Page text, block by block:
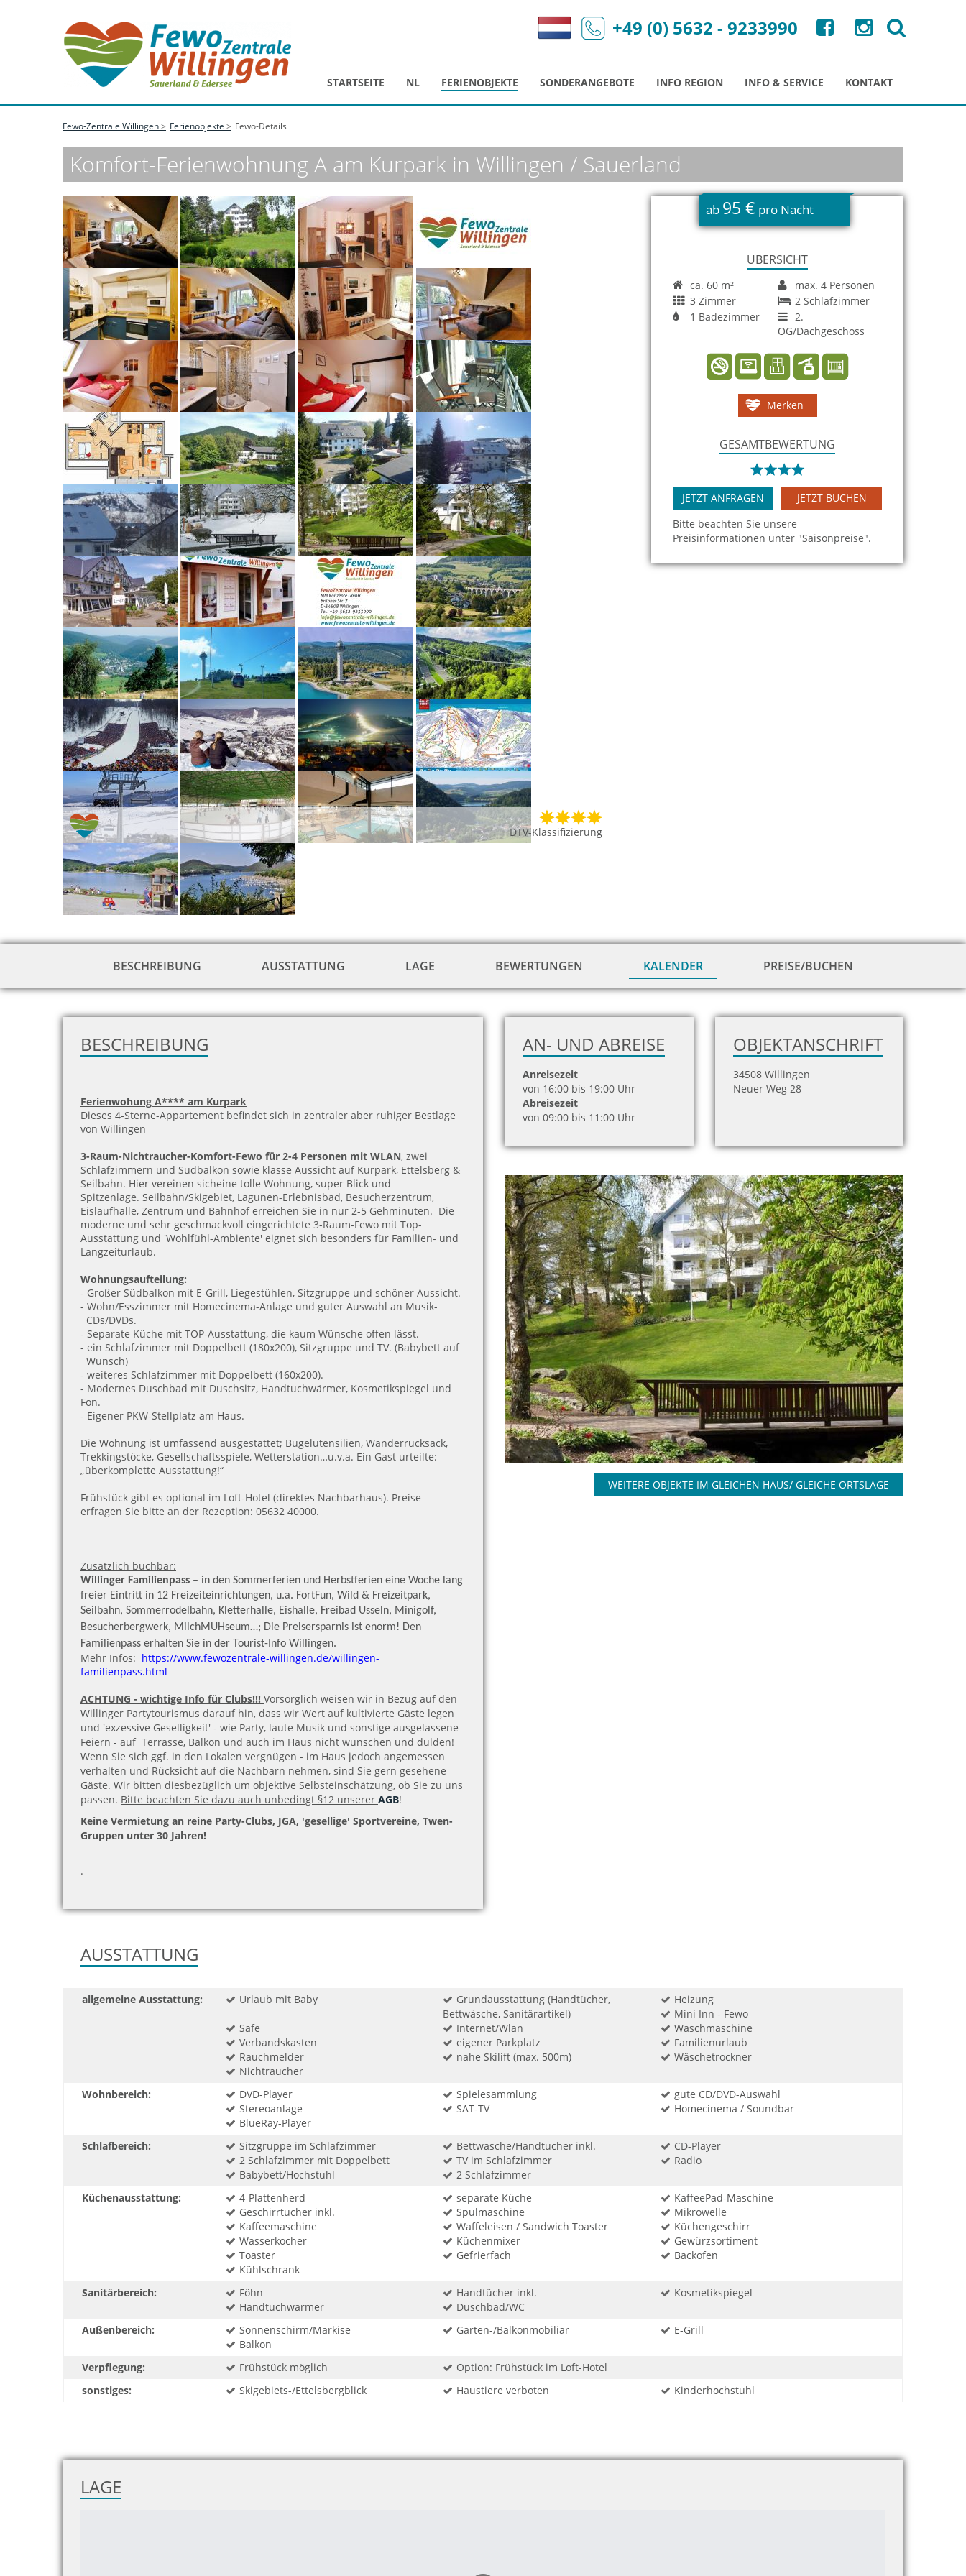
STARTSEITE NL FERIENOBJEKTE SONDERANGEBOTE INFO REGION INFO & SERVICE KONTAKT
+49 (0) 5632 - 9233990
Fewo-Zentrale Willingen Ferienobjekte Fewo-Details
Komfort-Ferienwohnung A am Kurpark in Willingen / Sauerland
DTV-Klassifizierung
ab 95 € pro Nacht
ÜBERSICHT
ca. 60 m²
max. 4 Personen
3 Zimmer
2 Schlafzimmer
1 Badezimmer
2.
OG/Dachgeschoss
Merken
GESAMTBEWERTUNG
JETZT ANFRAGEN
JETZT BUCHEN
Bitte beachten Sie unsere
Preisinformationen unter "Saisonpreise".
BESCHREIBUNG AUSSTATTUNG LAGE BEWERTUNGEN KALENDER PREISE/BUCHEN
BESCHREIBUNG
Ferienwohung A**** am Kurpark
Dieses 4-Sterne-Appartement befindet sich in zentraler aber ruhiger Bestlage
von Willingen
3-Raum-Nichtraucher-Komfort-Fewo für 2-4 Personen mit WLAN, zwei
Schlafzimmern und Südbalkon sowie klasse Aussicht auf Kurpark, Ettelsberg &
Seilbahn. Hier vereinen sicheine tolle Wohnung, super Blick und
Spitzenlage. Seilbahn/Skigebiet, Lagunen-Erlebnisbad, Besucherzentrum,
Eislaufhalle, Zentrum und Bahnhof erreichen Sie in nur 2-5 Gehminuten. Die
moderne und sehr geschmackvoll eingerichtete 3-Raum-Fewo mit Top-
Ausstattung und 'Wohlfühl-Ambiente' eignet sich besonders für Familien- und
Langzeiturlaub.
Wohnungsaufteilung:
- Großer Südbalkon mit E-Grill, Liegestühlen, Sitzgruppe und schöner Aussicht.
- Wohn/Esszimmer mit Homecinema-Anlage und guter Auswahl an Musik-
CDs/DVDs.
- Separate Küche mit TOP-Ausstattung, die kaum Wünsche offen lässt.
- ein Schlafzimmer mit Doppelbett (180x200), Sitzgruppe und TV. (Babybett auf
Wunsch)
- weiteres Schlafzimmer mit Doppelbett (160x200).
- Modernes Duschbad mit Duschsitz, Handtuchwärmer, Kosmetikspiegel und
Fön.
- Eigener PKW-Stellplatz am Haus.
Die Wohnung ist umfassend ausgestattet; Bügelutensilien, Wanderrucksack,
Trekkingstöcke, Gesellschaftsspiele, Wetterstation…u.v.a. Ein Gast urteilte:
„überkomplette Ausstattung!“
Frühstück gibt es optional im Loft-Hotel (direktes Nachbarhaus). Preise
erfragen Sie bitte an der Rezeption: 05632 40000.
Zusätzlich buchbar:
Willinger Familienpass – in den Sommerferien und Herbstferien eine Woche lang
freier Eintritt in 12 Freizeiteinrichtungen, u.a. FortFun, Wild & Freizeitpark,
Seilbahn, Sommerrodelbahn, Kletterhalle, Eishalle, Freibad Usseln, Minigolf,
Besucherbergwerk, MilchMUHseum…; Die Preisersparnis ist enorm! Den
Familienpass erhalten Sie in der Tourist-Info Willingen.
Mehr Infos: https://www.fewozentrale-willingen.de/willingen-
familienpass.html
ACHTUNG - wichtige Info für Clubs!!! Vorsorglich weisen wir in Bezug auf den
Willinger Partytourismus darauf hin, dass wir Wert auf kultivierte Gäste legen
und 'exzessive Geselligkeit' - wie Party, laute Musik und sonstige ausgelassene
Feiern - auf Terrasse, Balkon und auch im Haus nicht wünschen und dulden!
Wenn Sie sich ggf. in den Lokalen vergnügen - im Haus jedoch angemessen
verhalten und Rücksicht auf die Nachbarn nehmen, sind Sie gern gesehene
Gäste. Wir bitten diesbezüglich um objektive Selbsteinschätzung, ob Sie zu uns
passen. Bitte beachten Sie dazu auch unbedingt §12 unserer AGB!
Keine Vermietung an reine Party-Clubs, JGA, 'gesellige' Sportvereine, Twen-
Gruppen unter 30 Jahren!
.
AN- UND ABREISE
Anreisezeit
von 16:00 bis 19:00 Uhr
Abreisezeit
von 09:00 bis 11:00 Uhr
OBJEKTANSCHRIFT
34508 Willingen
Neuer Weg 28
WEITERE OBJEKTE IM GLEICHEN HAUS/ GLEICHE ORTSLAGE
zur
AUSSTATTUNG
allgemeine Ausstattung: Urlaub mit Baby
Grundausstattung (Handtücher,
Bettwäsche, Sanitärartikel)
Heizung
Mini Inn - Fewo
Safe
Internet/Wlan
Waschmaschine
Verbandskasten
eigener Parkplatz
Familienurlaub
Rauchmelder
nahe Skilift (max. 500m)
Wäschetrockner
Nichtraucher
Wohnbereich:
DVD-Player Spielesammlung
gute CD/DVD-Auswahl
Stereoanlage
SAT-TV
Homecinema / Soundbar
BlueRay-Player
Schlafbereich:
Sitzgruppe im Schlafzimmer Bettwäsche/Handtücher inkl.
CD-Player
2 Schlafzimmer mit Doppelbett
TV im Schlafzimmer
Radio
Babybett/Hochstuhl
2 Schlafzimmer
Küchenausstattung:
4-Plattenherd separate Küche
KaffeePad-Maschine
Geschirrtücher inkl.
Spülmaschine
Mikrowelle
Kaffeemaschine
Waffeleisen / Sandwich Toaster
Küchengeschirr
Wasserkocher
Küchenmixer
Gewürzsortiment
Toaster
Gefrierfach
Backofen
Kühlschrank
Sanitärbereich:
Föhn Handtücher inkl.
Kosmetikspiegel
Handtuchwärmer
Duschbad/WC
Außenbereich:
Sonnenschirm/Markise Garten-/Balkonmobiliar
E-Grill
Balkon
Verpflegung:
Frühstück möglich
Option: Frühstück im Loft-Hotel
sonstiges:
Skigebiets-/Ettelsbergblick Haustiere verboten Kinderhochstuhl
LAGE